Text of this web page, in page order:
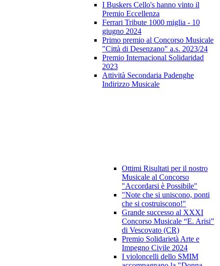
I Buskers Cello's hanno vinto il
Premio Eccellenza
Ferrari Tribute 1000 miglia - 10
giugno 2024
Primo premio al Concorso Musicale
"Città di Desenzano" a.s. 2023/24
Premio Internacional Solidaridad
2023
Attività Secondaria Padenghe
Indirizzo Musicale
Ottimi Risultati per il nostro
Musicale al Concorso
"Accordarsi è Possibile"
"Note che si uniscono, ponti
che si costruiscono!"
Grande successo al XXXI
Concorso Musicale “E. Arisi”
di Vescovato (CR)
Premio Solidarietà Arte e
Impegno Civile 2024
I violoncelli dello SMIM